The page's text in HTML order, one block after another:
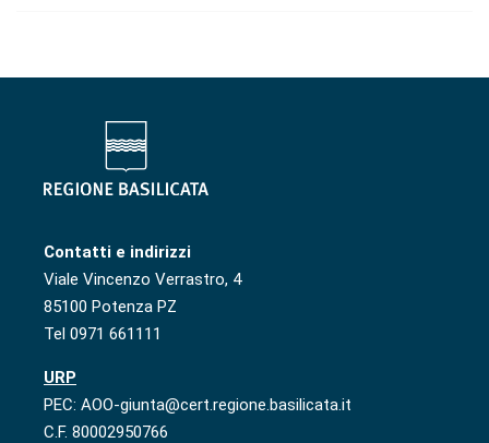
Contatti e indirizzi
Viale Vincenzo Verrastro, 4
85100 Potenza PZ
Tel 0971 661111
URP
PEC: AOO-giunta@cert.regione.basilicata.it
C.F. 80002950766